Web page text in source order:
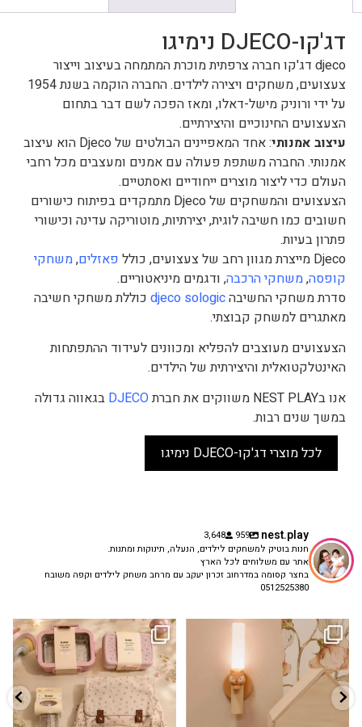
דג'קו-DJECO נימיגו
djeco דג'קו חברה צרפתית מוכרת המתמחה בעיצוב וייצור
צעצועים, משחקים ויצירה לילדים. החברה הוקמה בשנת 1954
על ידי ורוניק מישל-דאלו, ומאז הפכה לשם דבר בתחום
הצעצועים החינוכיים והיצירתיים.
עיצוב אמנותי
: אחד המאפיינים הבולטים של Djeco הוא עיצוב
אמנותי. החברה משתפת פעולה עם אמנים ומעצבים מכל רחבי
העולם כדי ליצור מוצרים ייחודיים ואסתטיים.
הצעצועים והמשחקים של Djeco מתמקדים בפיתוח כישורים
חשובים כמו חשיבה לוגית, יצירתיות, מוטוריקה עדינה וכישורי
פתרון בעיות.
Djeco מייצרת מגוון רחב של צעצועים, כולל
פאזלים,משחקי
קופסה,משחקי הרכבה, ודגמים מיניאטוריים.
סדרת משחקי החשיבהdjeco sologic כוללת משחקי חשיבה
מאתגרים למשחק קבוצתי.
הצעצועים מעוצבים להפליא ומכוונים לעידוד ההתפתחות
האינטלקטואלית והיצירתית של הילדים.
אנו בNEST PLAY משווקים את חברת
DJECO בגאווה גדולה
במשך שנים רבות.
לכל מוצרי דג'קו-DJECO נימיגו
nest.play
959
3,648
חנות בוטיק למשחקים לילדים, הנעלה, תינוקות ומתנות.
אתר עם משלוחים לכל הארץ
בחצר קסומה במדרחוב זכרון יעקב עם מרחב משחק לילדים וקפה משובח
0512525380
✨ חוזרים למסגרת בסטייל! ✨
הקולקציה החדשה...
9 4
גם פריט עיצובי לחדר, גם מנורת לילה
...
3 0